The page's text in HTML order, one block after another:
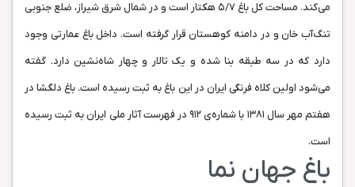
می‌کند. مساحت کل باغ ۵/۷ هکتار است و در شمال شرق شیراز، ضلع جنوبی
تنگ‌آب خان و در دامنه‌ کوهستان قرار گرفته است. داخل باغ عمارتی وجود
دارد که در سه طبقه بنا شده و یک تالار و چهار شاه‌نشین دارد. گفته
می‌شود اولین کلاه فرنگی ایران در این باغ به ثبت رسیده است. باغ دلگشا در
هفتم مهر سال ۱۳۸۱ با شماره‌ی ۹۱۲ در فهرست آثار ملی ایران به ثبت رسیده
است.
باغ جهان نما